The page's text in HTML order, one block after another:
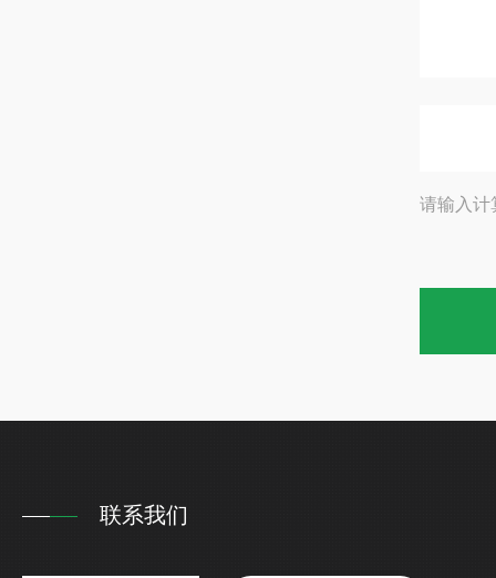
请输入计
联系我们